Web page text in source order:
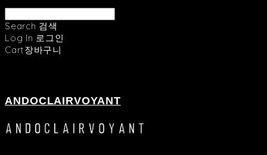
Search 검색
Log In 로그인
Cart장바구니
ANDOCLAIRVOYANT